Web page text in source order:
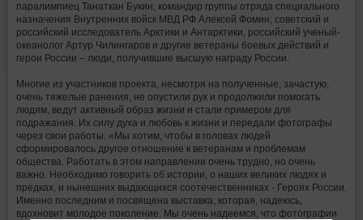
паралимпиец Танаткан Букин; командир группы отряда специального
назначения Внутренних войск МВД РФ Алексей Фомин; советский и
российский исследователь Арктики и Антарктики, российский ученый-
океанолог Артур Чилингаров и другие ветераны боевых действий и
герои России – люди, получившие высшую награду России.
Многие из участников проекта, несмотря на полученные, зачастую,
очень тяжелые ранения, не опустили рук и продолжили помогать
людям, ведут активный образ жизни и стали примером для
подражания. Их силу духа и любовь к жизни и передали фотографы
через свои работы. «Мы хотим, чтобы в головах людей
сформировалось другое отношение к ветеранам и проблемам
общества. Работать в этом направлении очень трудно, но очень
важно. Необходимо говорить об истории, о наших великих людях и
предках, и нынешних выдающихся соотечественниках - Героях России.
Именно последним и посвящена выставка, которая, надеюсь,
вдохновит молодое поколение. Мы очень надеемся, что фотографии